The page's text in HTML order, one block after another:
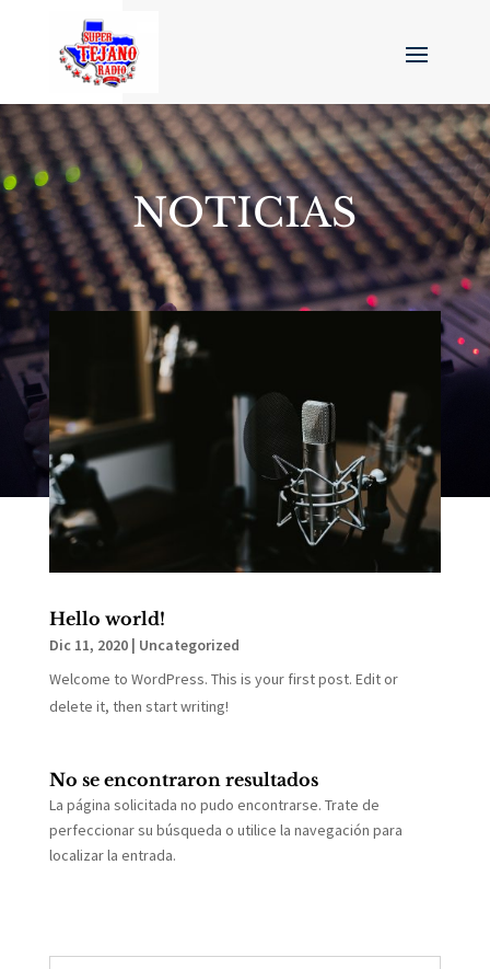
NOTICIAS
Hello world!
Dic 11, 2020| Uncategorized
Welcome to WordPress. This is your first post. Edit or
delete it, then start writing!
No se encontraron resultados
La página solicitada no pudo encontrarse. Trate de
perfeccionar su búsqueda o utilice la navegación para
localizar la entrada.